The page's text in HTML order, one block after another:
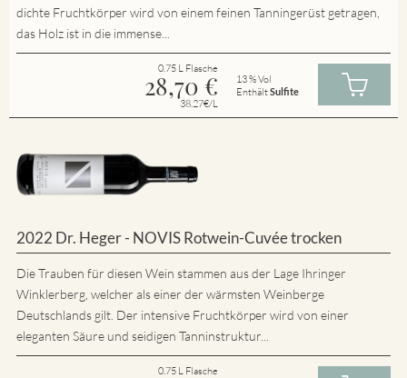
dichte Fruchtkörper wird von einem feinen Tanningerüst getragen,
das Holz ist in die immense...
0.75 L Flasche
28,70 €
38.27€/L
13 % Vol
EnthältSulfite
2022 Dr. Heger - NOVIS Rotwein-Cuvée trocken
Die Trauben für diesen Wein stammen aus der Lage Ihringer
Winklerberg, welcher als einer der wärmsten Weinberge
Deutschlands gilt. Der intensive Fruchtkörper wird von einer
eleganten Säure und seidigen Tanninstruktur...
0.75 L Flasche